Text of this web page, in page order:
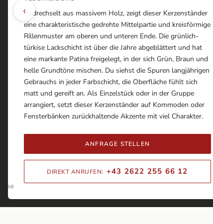
‹Gedrechselt aus massivem Holz, zeigt dieser Kerzenständer
eine charakteristische gedrehte Mittelpartie und kreisförmige
Rillenmuster am oberen und unteren Ende. Die grünlich-
türkise Lackschicht ist über die Jahre abgeblättert und hat
eine markante Patina freigelegt, in der sich Grün, Braun und
helle Grundtöne mischen. Du siehst die Spuren langjährigen
Gebrauchs in jeder Farbschicht, die Oberfläche fühlt sich
matt und gereift an. Als Einzelstück oder in der Gruppe
arrangiert, setzt dieser Kerzenständer auf Kommoden oder
Fensterbänken zurückhaltende Akzente mit viel Charakter.
ANFRAGE STELLEN
DIREKT ANRUFEN: +43 2622 255 66 12